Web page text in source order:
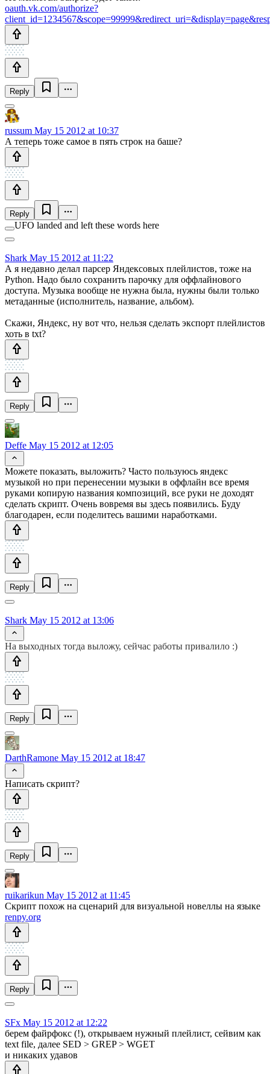
oauth.vk.com/authorize?
Reply
russum May 15 2012 at 10:37
А теперь тоже самое в пять строк на баше?
Reply
UFO landed and left these words here
Shark May 15 2012 at 11:22
А я недавно делал парсер Яндексовых плейлистов, тоже на
Python. Надо было сохранить парочку для оффлайнового
доступа. Музыка вообще не нужна была, нужны были только
метаданные (исполнитель, название, альбом).
Скажи, Яндекс, ну вот что, нельзя сделать экспорт плейлистов
хоть в txt?
Reply
Deffe May 15 2012 at 12:05
Можете показать, выложить? Часто пользуюсь яндекс
музыкой но при перенесении музыки в оффлайн все время
руками копирую названия композиций, все руки не доходят
сделать скрипт. Очень вовремя вы здесь появились. Буду
благодарен, если поделитесь вашими наработками.
Reply
Shark May 15 2012 at 13:06
На выходных тогда выложу, сейчас работы привалило :)
Reply
DarthRamone May 15 2012 at 18:47
Написать скрипт?
Reply
ruikarikun May 15 2012 at 11:45
Скрипт похож на сценарий для визуальной новеллы на языке
renpy.org
Reply
SFx May 15 2012 at 12:22
берем файрфокс (!), открываем нужный плейлист, сейвим как
text file, далее SED > GREP > WGET
и никаких удавов